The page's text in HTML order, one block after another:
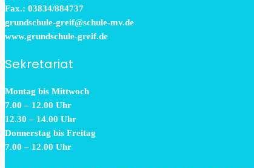
Fax.: 03834/884737
grundschule-greif@schule-mv.de
www.grundschule-greif.de
Sekretariat
Montag bis Mittwoch
7.00 – 12.00 Uhr
12.30 – 14.00 Uhr
Donnerstag bis Freitag
7.00 – 12.00 Uhr